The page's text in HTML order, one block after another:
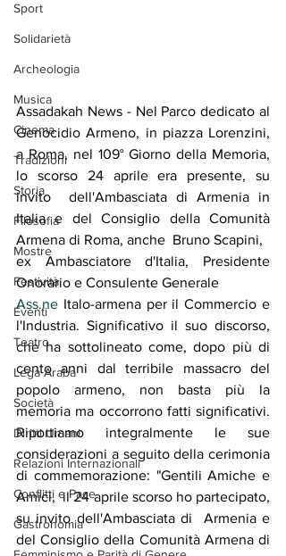
Sport
Solidarietà
Archeologia
Musica
Cinema
Tradizioni
Storia
Filosofia
Mostre
Festività
Eventi
Teatro
Lega Araba
Società
Diritti Umani
Relazioni Internazionali
Conflitti e Pace
Gastronomia
Assadakah News - Nel Parco dedicato al
Genocidio Armeno, in piazza Lorenzini,
a Roma, nel 109° Giorno della Memoria,
lo scorso 24 aprile era presente, su
invito  dell'Ambasciata di Armenia in
Italia e del Consiglio della Comunità
Armena di Roma, anche  Bruno Scapini,
ex Ambasciatore d'Italia, Presidente
Onorario e Consulente Generale
Ass.ne Italo-armena per il Commercio e
l'Industria. Significativo il suo discorso,
che ha sottolineato come, dopo più di
cento anni dal terribile massacro del
popolo armeno, non basta più la
memoria ma occorrono fatti significativi.
Riportiamo integralmente le sue
considerazioni a seguito della cerimonia
di commemorazione: "Gentili Amiche e
Amici,  il 24 aprile scorso ho partecipato,
su invito dell'Ambasciata di  Armenia e
del Consiglio della Comunità Armena di